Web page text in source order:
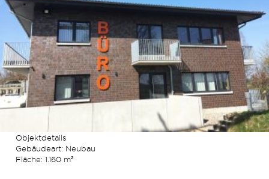
Objektdetails
Gebäudeart: Neubau
Fläche: 1.160 m²